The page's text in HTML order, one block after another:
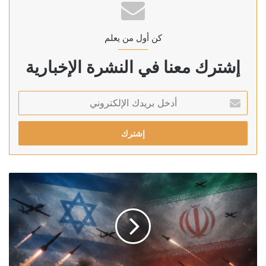
كن أول من يعلم
إشترك معنا في النشرة الإخبارية
بريدك
الإلكتروني